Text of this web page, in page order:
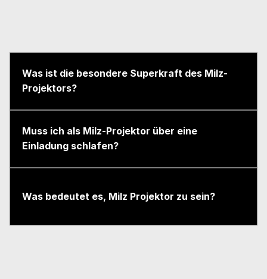
Was ist die besondere Superkraft des Milz-
Projektors?
Muss ich als Milz-Projektor über eine
Einladung schlafen?
Was bedeutet es, Milz Projektor zu sein?